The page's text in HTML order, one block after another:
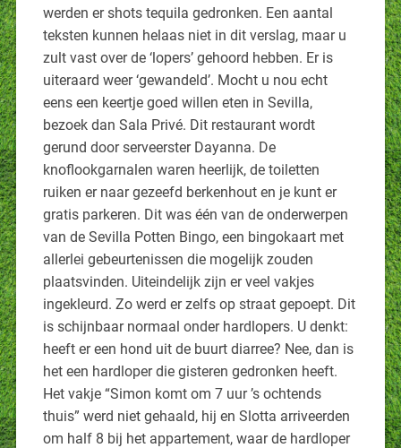
werden er shots tequila gedronken. Een aantal
teksten kunnen helaas niet in dit verslag, maar u
zult vast over de ‘lopers’ gehoord hebben. Er is
uiteraard weer ‘gewandeld’. Mocht u nou echt
eens een keertje goed willen eten in Sevilla,
bezoek dan Sala Privé. Dit restaurant wordt
gerund door serveerster Dayanna. De
knoflookgarnalen waren heerlijk, de toiletten
ruiken er naar gezeefd berkenhout en je kunt er
gratis parkeren. Dit was één van de onderwerpen
van de Sevilla Potten Bingo, een bingokaart met
allerlei gebeurtenissen die mogelijk zouden
plaatsvinden. Uiteindelijk zijn er veel vakjes
ingekleurd. Zo werd er zelfs op straat gepoept. Dit
is schijnbaar normaal onder hardlopers. U denkt:
heeft er een hond uit de buurt diarree? Nee, dan is
het een hardloper die gisteren gedronken heeft.
Het vakje “Simon komt om 7 uur ’s ochtends
thuis” werd niet gehaald, hij en Slotta arriveerden
om half 8 bij het appartement, waar de hardloper